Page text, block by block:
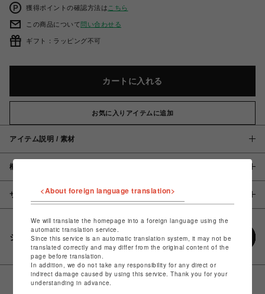
獲得ポイントの確認方法は こちら
この商品について問い合わせる
ギフト：ラッピング不可
カートに入れる
お気に入りアイテムに追加
アイテム説明 / 素材
概要
サイズ
シェアする
<About foreign language translation>
We will translate the homepage into a foreign language using the
automatic translation service.
Since this service is an automatic translation system, it may not be
translated correctly and may differ from the original content of the
page before translation.
In addition, we do not take any responsibility for any direct or
indirect damage caused by using this service. Thank you for your
understanding in advance.